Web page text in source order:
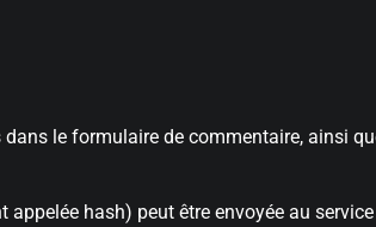
le formulaire de commentaire, ainsi
hash) peut être envoyée au